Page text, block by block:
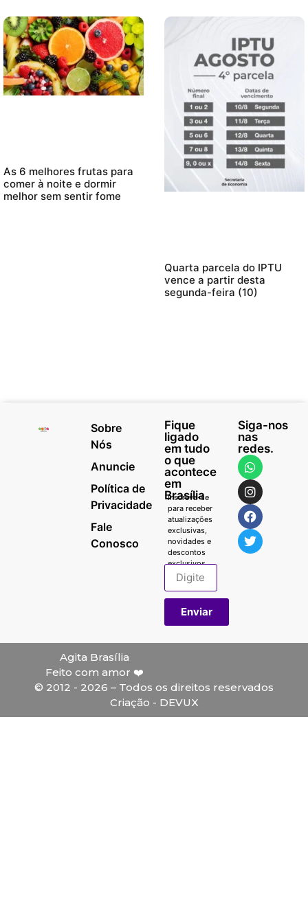
As 6 melhores frutas para
comer à noite e dormir
melhor sem sentir fome
Quarta parcela do IPTU
vence a partir desta
segunda-feira (10)
Sobre
Nós
Anuncie
Política de
Privacidade
Fale
Conosco
Fique
ligado
em tudo
o que
acontece
em
Brasília
Inscreva-se
para receber
atualizações
exclusivas,
novidades e
descontos
exclusivos.
Enviar
Siga-nos
nas
redes.
Agita Brasília
Feito com amor ❤️
© 2012 - 2026 – Todos os direitos reservados
Criação - DEVUX